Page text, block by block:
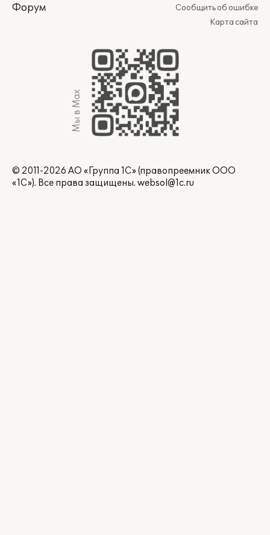
Форум
Сообщить об ошибке
Карта сайта
Мы в Max
© 2011-2026 АО «Группа 1С» (правопреемник ООО
«1С»). Все права защищены. websol@1c.ru